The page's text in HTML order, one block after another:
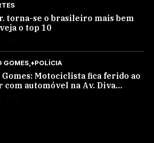
torna-se o brasileiro mais bem
o top 10
GOMES ♦POLÍCIA
Gomes: Motociclista fica ferido ao
com automóvel na Av. Diva